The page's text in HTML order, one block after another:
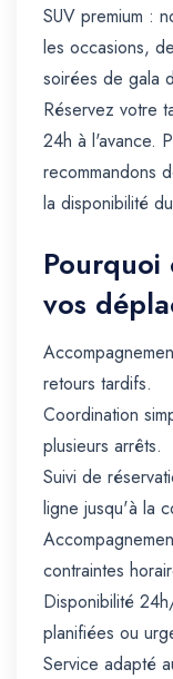
SUV premium :
les occasions,
soirées de gala
Réservez votre
24h à l'avance.
recommandons
la disponibilité
Pourquoi
vos
retours tardifs.
Coordination
plusieurs arrêts.
Suivi de
ligne jusqu'à la
contraintes
Disponibilité
planifiées ou
Service adapté